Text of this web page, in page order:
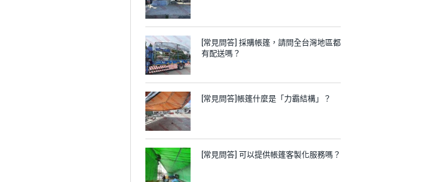
[常見問答] 採購帳篷，請問全台灣地區都
有配送嗎？
[常見問答]帳篷什麼是「力霸結構」？
[常見問答] 可以提供帳篷客製化服務嗎？